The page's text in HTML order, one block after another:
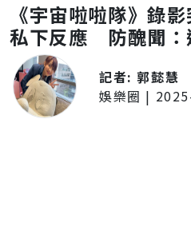
《宇宙啦啦隊》錄
私下反應 防醜聞：
記者:郭懿慧
娛樂圈 |